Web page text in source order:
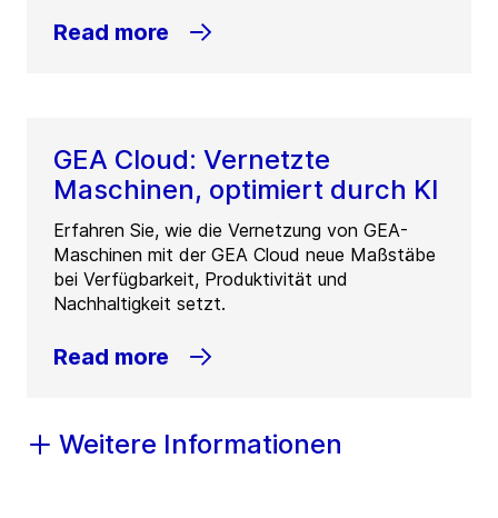
Read more
GEA Cloud: Vernetzte
Maschinen, optimiert durch KI
Erfahren Sie, wie die Vernetzung von GEA-
Maschinen mit der GEA Cloud neue Maßstäbe
bei Verfügbarkeit, Produktivität und
Nachhaltigkeit setzt.
Read more
Weitere Informationen